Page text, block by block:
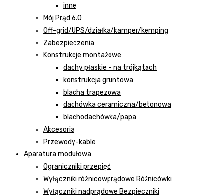
inne
Mój Prąd 6.0
Off-grid/UPS/działka/kamper/kemping
Zabezpieczenia
Konstrukcje montażowe
dachy płaskie – na trójkątach
konstrukcja gruntowa
blacha trapezowa
dachówka ceramiczna/betonowa
blachodachówka/papa
Akcesoria
Przewody-kable
Aparatura modułowa
Ograniczniki przepięć
Wyłączniki różnicowprądowe Różnicówki
Wyłączniki nadprądowe Bezpieczniki